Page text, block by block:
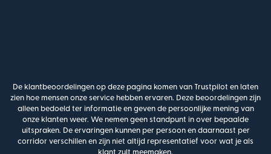
De klantbeoordelingen op deze pagina komen van Trustpilot en laten
zien hoe mensen onze service hebben ervaren. Deze beoordelingen zijn
alleen bedoeld ter informatie en geven de persoonlijke mening van
onze klanten weer. We nemen geen standpunt in over bepaalde
uitspraken. De ervaringen kunnen per persoon en daarnaast per
corridor verschillen en zijn niet altijd representatief voor wat je als
klant zult meemaken.